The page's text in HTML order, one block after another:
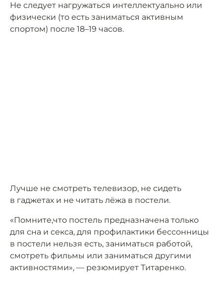
Не следует нагружаться интеллектуально или
физически (то есть заниматься активным
спортом) после 18–19 часов.
Лучше не смотреть телевизор, не сидеть
в гаджетах и не читать лёжа в постели.
«Помните,что постель предназначена только
для сна и секса, для профилактики бессонницы
в постели нельзя есть, заниматься работой,
смотреть фильмы или заниматься другими
активностями», — резюмирует Титаренко.